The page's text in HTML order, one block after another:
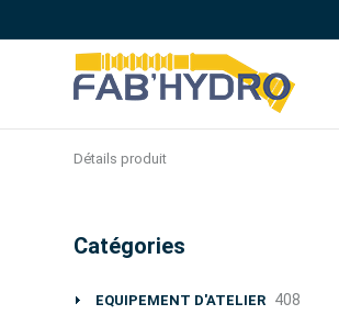
Détails produit
Catégories
EQUIPEMENT D'ATELIER 408